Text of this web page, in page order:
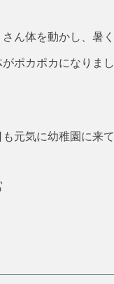
さん体を動かし、暑
がポカポカになりま
も元気に幼稚園に来